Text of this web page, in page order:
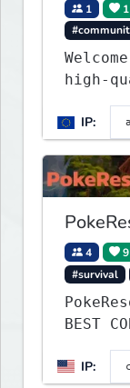
1 1
high-
IP:
4
#survival
BEST
IP: